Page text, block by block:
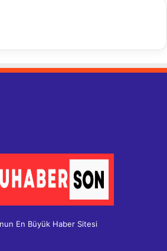
En Büyük Haber Sitesi